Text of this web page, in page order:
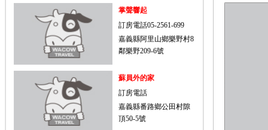
掌聲響起
訂房電話05-2561-699
嘉義縣阿里山鄉樂野村8
鄰樂野209-6號
蘇員外的家
訂房電話
嘉義縣番路鄉公田村隙
頂50-5號